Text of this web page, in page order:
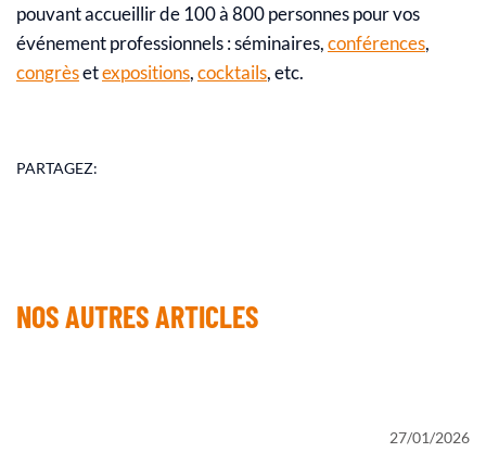
pouvant accueillir de 100 à 800 personnes pour vos
événement professionnels : séminaires,conférences,
congrèsetexpositions,cocktails, etc.
PARTAGEZ:
NOS AUTRES ARTICLES
27/01/2026